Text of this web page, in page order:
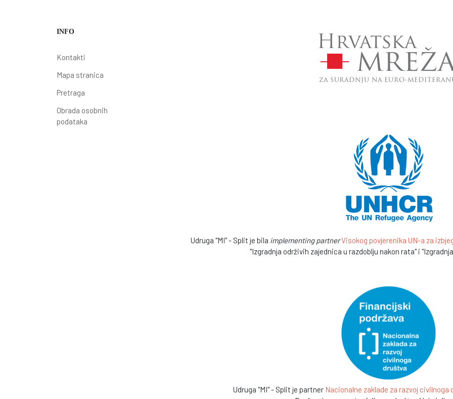
INFO
Kontakti
Mapa stranica
Pretraga
Obrada osobnih
podataka
Udruga "MI" - Split je bila implementing partnerVisokog povjerenika UN-a za
"Izgradnja održivih zajednica u razdoblju nakon rata" i
Udruga "MI" - Split je partner Nacionalne zaklade za razvoj civilnoga